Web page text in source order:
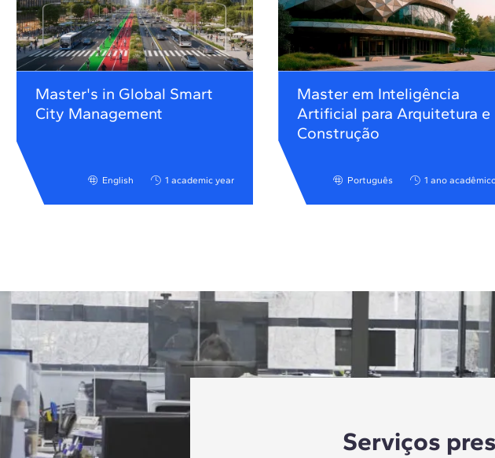
Master's in Global Smart
City Management
English 1 academic year
Master em Inteligência
Artificial para Arquitetura e
Construção
Português 1 ano
Serviços